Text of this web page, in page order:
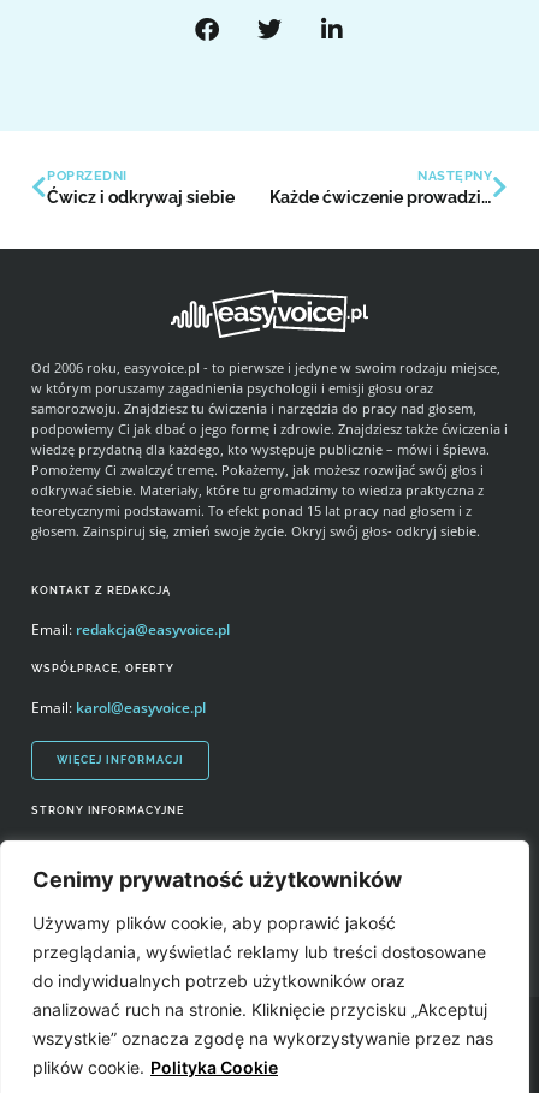
Cenimy prywatność użytkowników
Używamy plików cookie, aby poprawić jakość
przeglądania, wyświetlać reklamy lub treści dostosowane
do indywidualnych potrzeb użytkowników oraz
analizować ruch na stronie. Kliknięcie przycisku „Akceptuj
wszystkie” oznacza zgodę na wykorzystywanie przez nas
plików cookie. Polityka Cookie
POPRZEDNI
Ćwicz i odkrywaj siebie
NASTĘPNY
Każde ćwiczenie prowadzi do celu
STRONY INFORMACYJNE
Prawa autorskie i wykorzystywanie treści serwisu
Źródła
KONTAKT Z REDAKCJĄ
Email: redakcja@easyvoice.pl
WSPÓŁPRACE, OFERTY
Email: karol@easyvoice.pl
WIĘCEJ INFORMACJI
Od 2006 roku, easyvoice.pl - to pierwsze i jedyne w swoim rodzaju miejsce,
w którym poruszamy zagadnienia psychologii i emisji głosu oraz
samorozwoju. Znajdziesz tu ćwiczenia i narzędzia do pracy nad głosem,
podpowiemy Ci jak dbać o jego formę i zdrowie. Znajdziesz także ćwiczenia i
wiedzę przydatną dla każdego, kto występuje publicznie – mówi i śpiewa.
Pomożemy Ci zwalczyć tremę. Pokażemy, jak możesz rozwijać swój głos i
odkrywać siebie. Materiały, które tu gromadzimy to wiedza praktyczna z
teoretycznymi podstawami. To efekt ponad 15 lat pracy nad głosem i z
głosem. Zainspiruj się, zmień swoje życie. Okryj swój głos- odkryj siebie.
Easyvoice.pl © 2006-2022. Wszystkie prawa zastrzeżone. Stronę zrobiły: